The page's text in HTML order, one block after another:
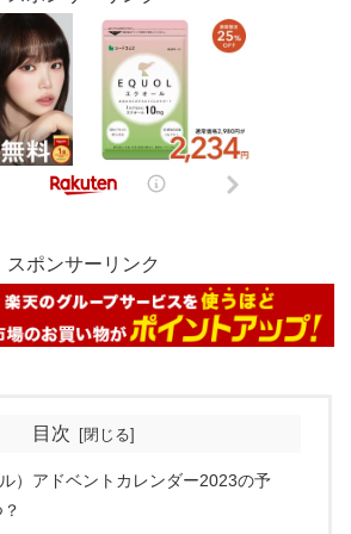
スポンサーリンク
目次
）アドベントカレンダー2023の予